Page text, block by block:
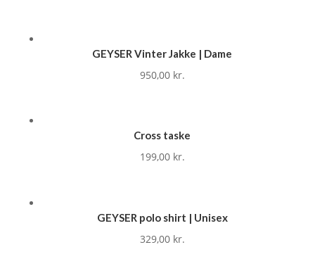
GEYSER Vinter Jakke | Dame
950,00 kr.
Cross taske
199,00 kr.
GEYSER polo shirt | Unisex
329,00 kr.